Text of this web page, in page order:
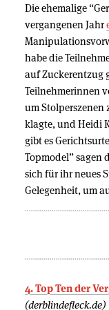
Die ehemalige
vergangenen Jahr
habe die
auf Zuckerentzug
Teilnehmerinnen
um Stolperszenen
klagte, und Heidi
gibt es
Topmodel” sagen
sich für ihr neues
Gelegenheit, um
4. Top Ten der
(derblindefleck.de)